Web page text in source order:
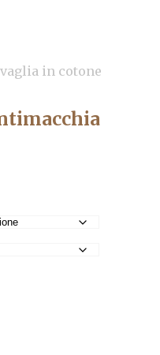
in cotone
da